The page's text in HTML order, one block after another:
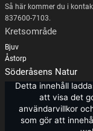
Så här kommer du i
837600-7103.
Kretsområde
Bjuv
Åstorp
Söderåsens Natur
Detta innehåll
att visa det
användarvillkor
som gör att